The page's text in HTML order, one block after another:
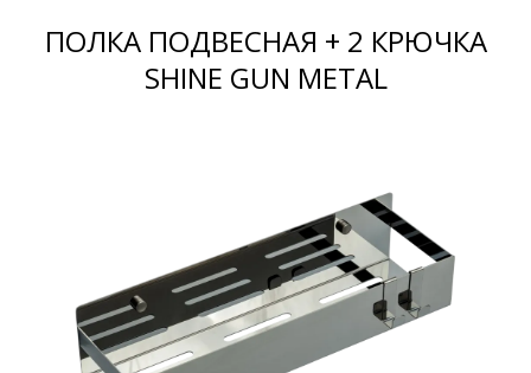
Мебель для ванных комнат
Душевые кабины
ПОЛКА ПОДВЕСНАЯ + 2 КРЮЧКА
SHINE GUN METAL